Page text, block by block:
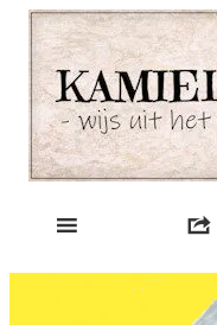
Skip
content
Kamiel Choi